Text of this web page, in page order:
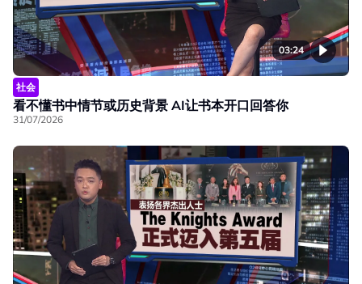
03:24
社会
看不懂书中情节或历史背景 AI让书本开口回答你
31/07/2026